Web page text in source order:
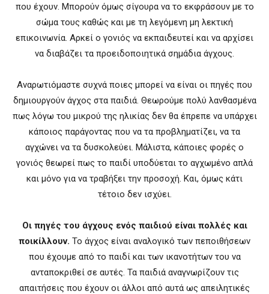
που έχουν. Μπορούν όμως σίγουρα να το εκφράσουν με το
σώμα τους καθώς και με τη λεγόμενη μη λεκτική
επικοινωνία. Αρκεί ο γονιός να εκπαιδευτεί και να αρχίσει
να διαβάζει τα προειδοποιητικά σημάδια άγχους.
Αναρωτιόμαστε συχνά ποιες μπορεί να είναι οι πηγές που
δημιουργούν άγχος στα παιδιά. Θεωρούμε πολύ λανθασμένα
πως λόγω του μικρού της ηλικίας δεν θα έπρεπε να υπάρχει
κάποιος παράγοντας που να τα προβληματίζει, να τα
αγχώνει να τα δυσκολεύει. Μάλιστα, κάποιες φορές ο
γονιός θεωρεί πως το παιδί υποδύεται το αγχωμένο απλά
και μόνο για να τραβήξει την προσοχή. Και, όμως κάτι
τέτοιο δεν ισχύει.
Οι πηγές του άγχους ενός παιδιού είναι πολλές και
ποικίλλουν. Το άγχος είναι αναλογικό των πεποιθήσεων
που έχουμε από το παιδί και των ικανοτήτων του να
ανταποκριθεί σε αυτές. Τα παιδιά αναγνωρίζουν τις
απαιτήσεις που έχουν οι άλλοι από αυτά ως απειλητικές